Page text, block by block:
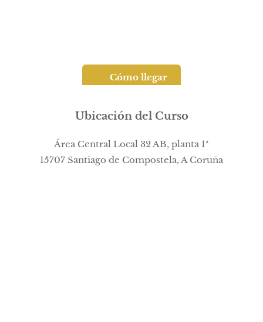
📍 Cómo llegar
Ubicación del Curso
Área Central Local 32 AB, planta 1ª
15707 Santiago de Compostela, A Coruña